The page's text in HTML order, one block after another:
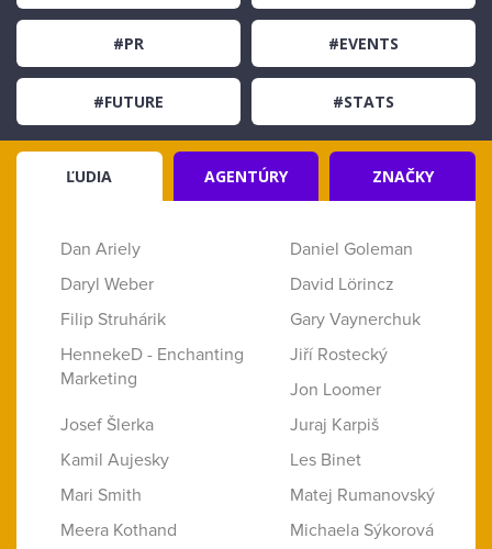
#PR #EVENTS
#FUTURE #STATS
ĽUDIA AGENTÚRY ZNAČKY
Dan Ariely
Daniel Goleman
Daryl Weber
David Lörincz
Filip Struhárik
Gary Vaynerchuk
HennekeD - Enchanting
Marketing
Jiří Rostecký
Jon Loomer
Josef Šlerka
Juraj Karpiš
Kamil Aujesky
Les Binet
Mari Smith
Matej Rumanovský
Meera Kothand
Michaela Sýkorová